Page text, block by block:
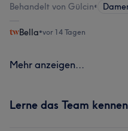
Behandelt von Gülcin•
Bella•vor 14 Tagen
Mehr anzeigen...
Lerne das Team kennen